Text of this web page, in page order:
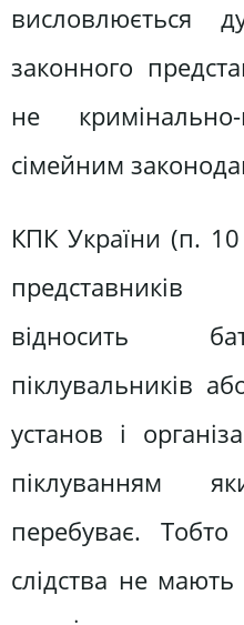
висловлюється
законного
не
сімейним
КПК України (п.
представників
відносить
піклувальників
установ і
піклуванням
перебуває.
слідства не